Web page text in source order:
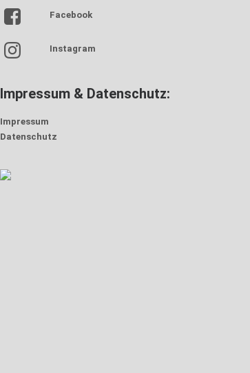
Facebook
Instagram
Impressum & Datenschutz:
Impressum
Datenschutz